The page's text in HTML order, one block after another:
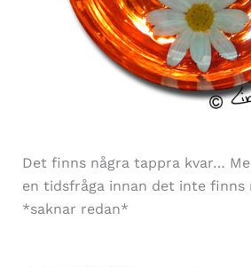
Det finns några tappra kvar…
en tidsfråga innan det inte finns
*saknar redan*